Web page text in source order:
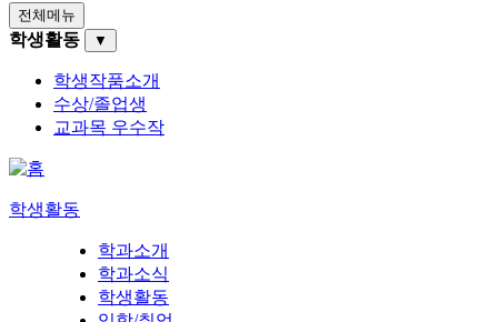
전체메뉴
학생활동 ▼
학생작품소개
수상/졸업생
교과목 우수작
학생활동
학과소개
학과소식
학생활동